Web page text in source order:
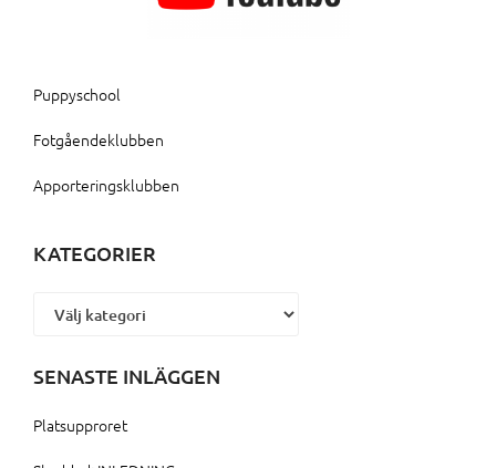
Puppyschool
Fotgåendeklubben
Apporteringsklubben
KATEGORIER
Kategorier
SENASTE INLÄGGEN
Platsupproret